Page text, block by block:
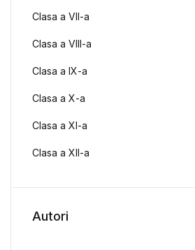
Clasa a VII-a
Clasa a VIII-a
Clasa a IX-a
Clasa a X-a
Clasa a XI-a
Clasa a XII-a
Autori